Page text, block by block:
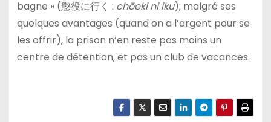
bagne » (懲役に行く : chōeki ni iku); malgré ses
quelques avantages (quand on a l’argent pour se
les offrir), la prison n’en reste pas moins un
centre de détention, et pas un club de vacances.